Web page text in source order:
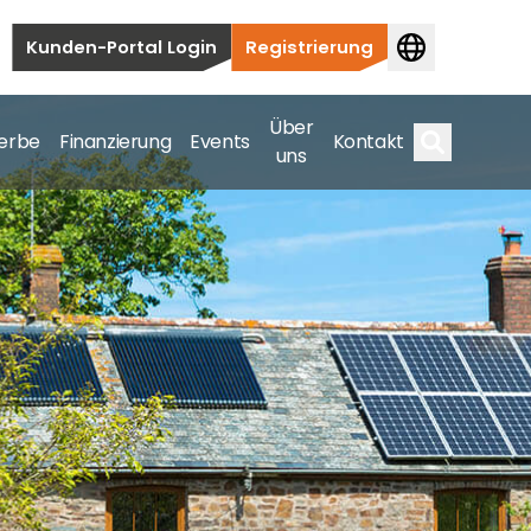
Kunden-Portal Login Registrierung
Finanzierung Events
Über
uns
Kontakt
Suche
bis hin zu kommerziellen und
Spektrum ab.
hin zu kommerziellen und versorgungstechnischen